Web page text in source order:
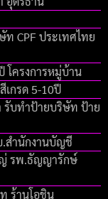
CPF ประเทศไทย
โครงการหมู่บ้าน
กรด 5-10ปี
รับทำป้ายบริษัท ป้าย
.สำนักงานบัญชี
ญ่ รพ.ธัญญารักษ์
ร้านโอชิน